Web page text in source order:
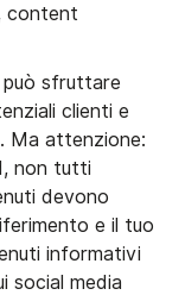
content
sfruttare
clienti e
Ma attenzione:
non tutti
devono
e il tuo
informativi
social media